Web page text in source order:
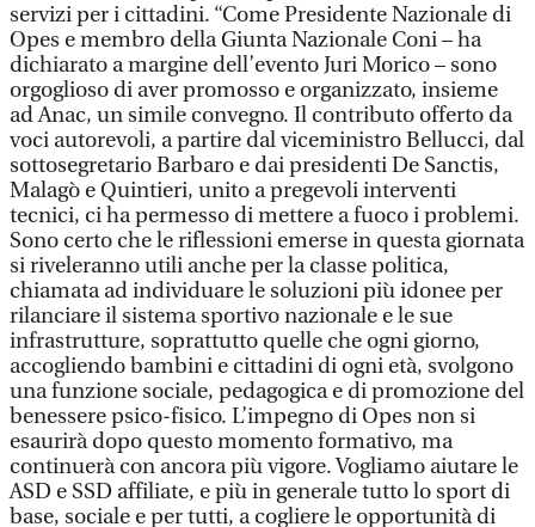
servizi per i cittadini. “Come Presidente Nazionale di
Opes e membro della Giunta Nazionale Coni – ha
dichiarato a margine dell’evento Juri Morico – sono
orgoglioso di aver promosso e organizzato, insieme
ad Anac, un simile convegno. Il contributo offerto da
voci autorevoli, a partire dal viceministro Bellucci, dal
sottosegretario Barbaro e dai presidenti De Sanctis,
Malagò e Quintieri, unito a pregevoli interventi
tecnici, ci ha permesso di mettere a fuoco i problemi.
Sono certo che le riflessioni emerse in questa giornata
si riveleranno utili anche per la classe politica,
chiamata ad individuare le soluzioni più idonee per
rilanciare il sistema sportivo nazionale e le sue
infrastrutture, soprattutto quelle che ogni giorno,
accogliendo bambini e cittadini di ogni età, svolgono
una funzione sociale, pedagogica e di promozione del
benessere psico-fisico. L’impegno di Opes non si
esaurirà dopo questo momento formativo, ma
continuerà con ancora più vigore. Vogliamo aiutare le
ASD e SSD affiliate, e più in generale tutto lo sport di
base, sociale e per tutti, a cogliere le opportunità di